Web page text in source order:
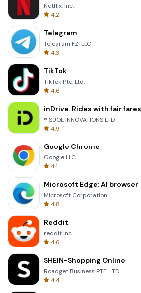
Netflix, Inc.
4.2
Telegram
Telegram FZ-LLC
4.3
TikTok
TikTok Pte. Ltd.
4.6
inDrive. Rides with fair fares
® SUOL INNOVATIONS LTD
4.9
Google Chrome
Google LLC
4.1
Microsoft Edge: AI browser
Microsoft Corporation
4.8
Reddit
reddit Inc.
4.6
SHEIN-Shopping Online
Roadget Business PTE. LTD.
4.4